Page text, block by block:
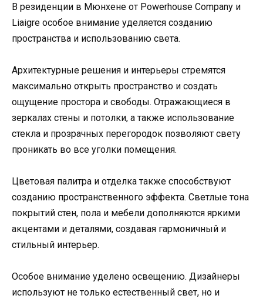
В резиденции в Мюнхене от Powerhouse Company и
Liaigre особое внимание уделяется созданию
пространства и использованию света.
Архитектурные решения и интерьеры стремятся
максимально открыть пространство и создать
ощущение простора и свободы. Отражающиеся в
зеркалах стены и потолки, а также использование
стекла и прозрачных перегородок позволяют свету
проникать во все уголки помещения.
Цветовая палитра и отделка также способствуют
созданию пространственного эффекта. Светлые тона
покрытий стен, пола и мебели дополняются яркими
акцентами и деталями, создавая гармоничный и
стильный интерьер.
Особое внимание уделено освещению. Дизайнеры
используют не только естественный свет, но и